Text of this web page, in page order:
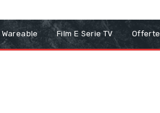
Wareable Film E Serie TV Offerte